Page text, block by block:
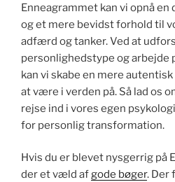
Enneagrammet kan vi opnå
og et mere bevidst forhold til
adfærd og tanker. Ved at
personlighedstype og arbejde
kan vi skabe en mere
at være i verden på. Så lad os
rejse ind i vores egen
for personlig transformation.
Hvis du er blevet nysgerrig på
der et væld afgode bøger. Der